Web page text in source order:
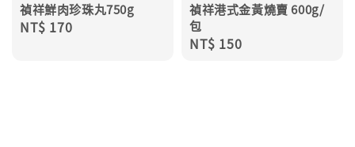
禎祥鮮肉珍珠丸750g
Regular
NT$ 170
禎祥港式金黃燒賣 600g/
包
Regular
NT$ 150